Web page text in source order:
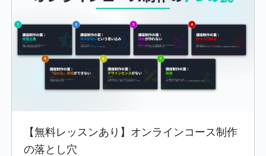
【無料レッスンあり】オンラインコース制作
の落とし穴